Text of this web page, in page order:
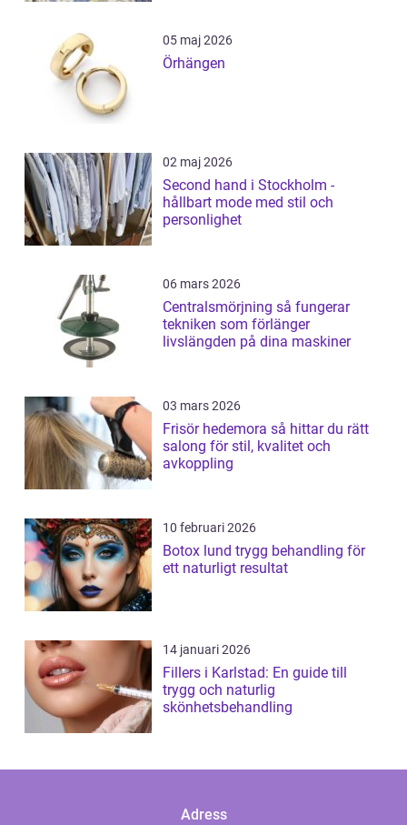
05 maj 2026
Örhängen
02 maj 2026
Second hand i Stockholm -
hållbart mode med stil och
personlighet
06 mars 2026
Centralsmörjning så fungerar
tekniken som förlänger
livslängden på dina maskiner
03 mars 2026
Frisör hedemora så hittar du rätt
salong för stil, kvalitet och
avkoppling
10 februari 2026
Botox lund trygg behandling för
ett naturligt resultat
14 januari 2026
Fillers i Karlstad: En guide till
trygg och naturlig
skönhetsbehandling
Adress